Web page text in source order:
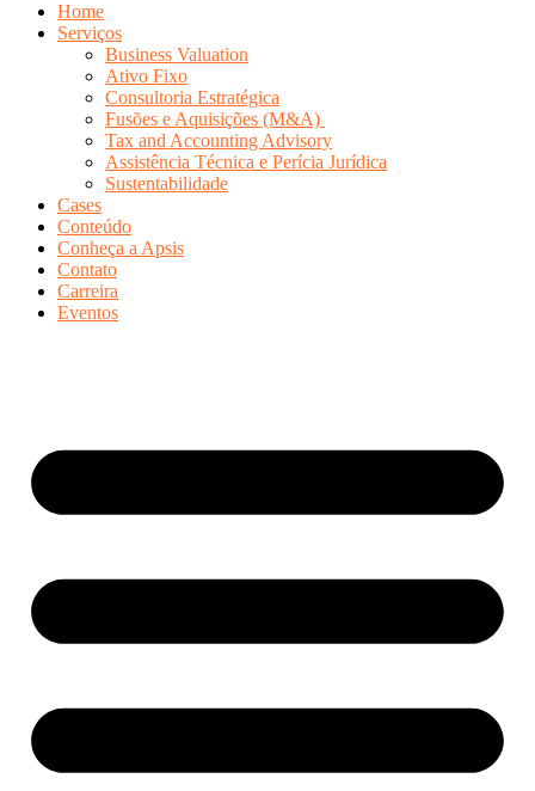
Home
Serviços
Business Valuation
Ativo Fixo
Consultoria Estratégica
Fusões e Aquisições (M&A)
Tax and Accounting Advisory
Assistência Técnica e Perícia Jurídica
Sustentabilidade
Cases
Conteúdo
Conheça a Apsis
Contato
Carreira
Eventos